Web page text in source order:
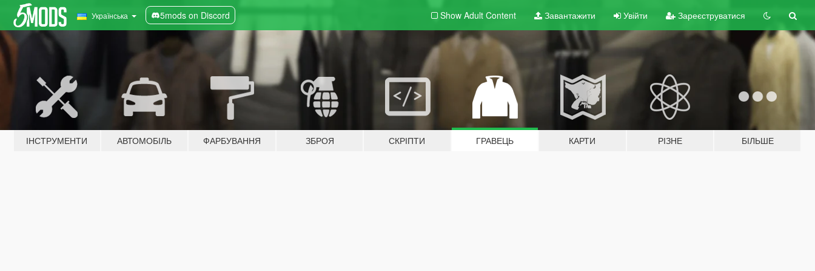
Українська 5mods on Discord Show Adult Content Завантажити Увійти Зареєструватися
ІНСТРУМЕНТИ АВТОМОБІЛЬ ФАРБУВАННЯ ЗБРОЯ СКРІПТИ ГРАВЕЦЬ КАРТИ РІЗНЕ БІЛЬШЕ